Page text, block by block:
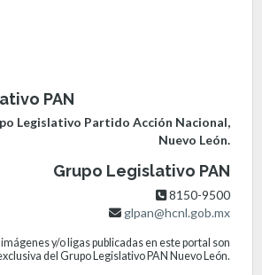
PAN
Legislativo Partido Acción Nacional,
Nuevo León.
Grupo Legislativo PAN
8150-9500
glpan@hcnl.gob.mx
y/o ligas publicadas en este portal son
del Grupo Legislativo PAN Nuevo León.